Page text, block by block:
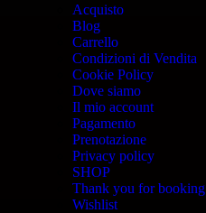
Acquisto
Blog
Carrello
Condizioni di Vendita
Cookie Policy
Dove siamo
Il mio account
Pagamento
Prenotazione
Privacy policy
SHOP
Thank you for booking
Wishlist